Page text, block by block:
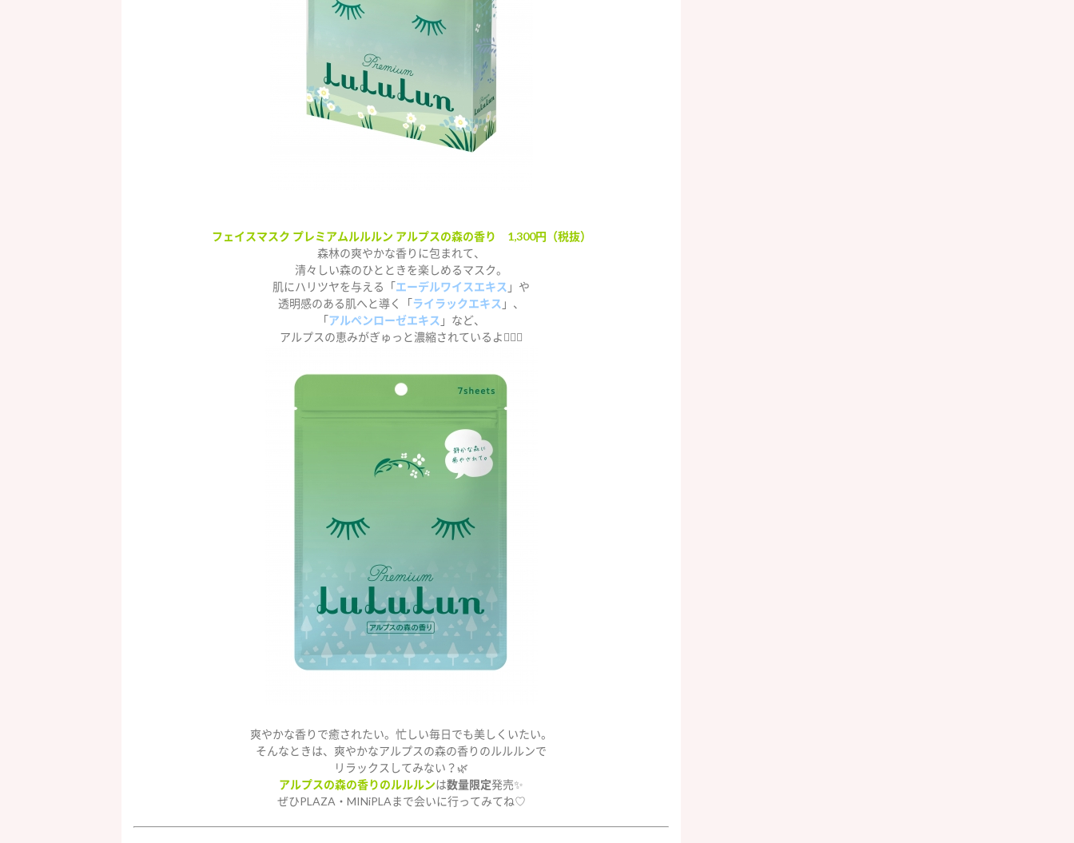
フェイスマスク プレミアムルルルン アルプスの森の香り 1,300円（税抜）
森林の爽やかな香りに包まれて、
清々しい森のひとときを楽しめるマスク。
肌にハリツヤを与える「エーデルワイスエキス 」や
透明感のある肌へと導く「ライラックエキス 」、
「アルペンローゼエキス 」など、
アルプスの恵みがぎゅっと濃縮されているよ🧚‍♂️✨
爽やかな香りで癒されたい。忙しい毎日でも美しくいたい。
そんなときは、爽やかなアルプスの森の香りのルルルンで
リラックスしてみない？🌿
アルプスの森の香りのルルルンは数量限定発売✨
ぜひPLAZA・MINiPLAまで会いに行ってみてね♡